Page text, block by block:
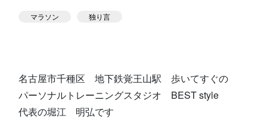
NEWS
マラソン 独り言
名古屋市千種区 地下鉄覚王山駅 歩いてすぐの
パーソナルトレーニングスタジオ BEST style
代表の堀江 明弘です